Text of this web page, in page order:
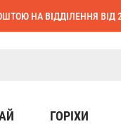
НА ВІДДІЛЕННЯ ВІД
ГОРІХИ